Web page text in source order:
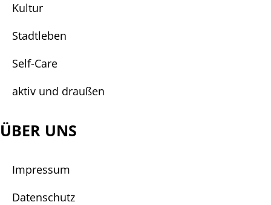
Kultur
Stadtleben
Self-Care
aktiv und draußen
ÜBER UNS
Impressum
Datenschutz